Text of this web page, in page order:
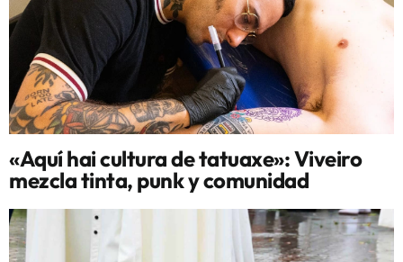
«Aquí hai cultura de tatuaxe»: Viveiro
mezcla tinta, punk y comunidad